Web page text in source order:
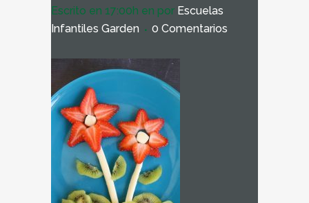
Escrito en 17:00h en por Escuelas
Infantiles Garden
0 Comentarios